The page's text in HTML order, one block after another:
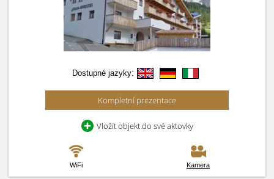
Dostupné jazyky:
Kompletní prezentace
Vložit objekt do své aktovky
WiFi Kamera